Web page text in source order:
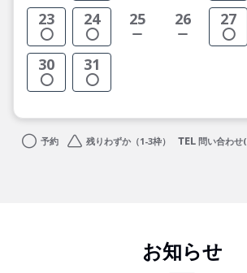
23 24 25 26 27
30 31
予約 残りわずか（1-3枠） 問い合わせ(
お知らせ